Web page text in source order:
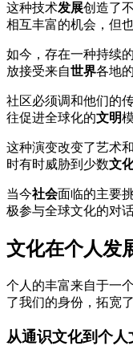
这种技术发展创造了
相互丰富的机会，但
如今，存在一种持续
放接受来自世界各地
社区必须调和他们的
往促进全球化的文明
这种演变改变了艺术
时有时威胁到少数文
当今社会面临的主要
极参与全球文化的对话
文化在个人发
个人的丰富来自于一
了我们的身份，拓宽
从通识文化到个人